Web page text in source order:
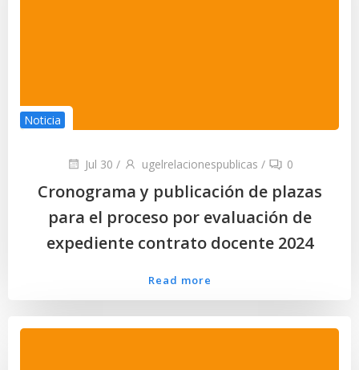
Noticia
Jul 30 / ugelrelacionespublicas / 0
Cronograma y publicación de plazas
para el proceso por evaluación de
expediente contrato docente 2024
Read more